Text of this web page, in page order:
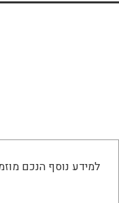
למידע נוסף הנכם